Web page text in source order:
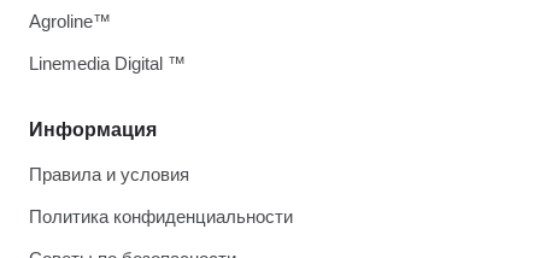
Информация
Правила и условия
Политика конфиденциальности
Agroline™
Linemedia Digital ™